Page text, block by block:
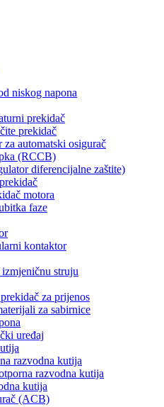
niskog napona
prekidač
prekidač
za automatski osigurač
(RCCB)
diferencijalne zaštite)
motora
faze
kontaktor
struju
za prijenos
za sabirnice
uređaj
razvodna kutija
razvodna kutija
kutija
(ACB)